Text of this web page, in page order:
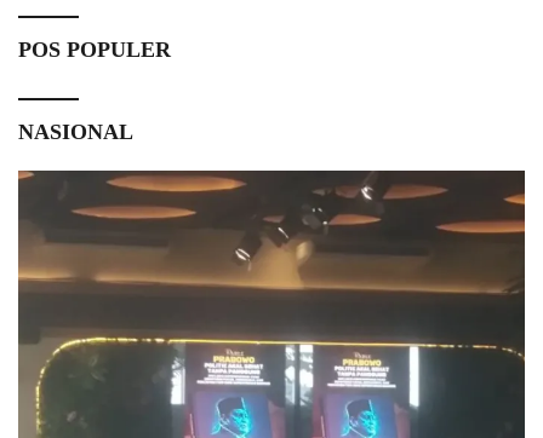
POS POPULER
NASIONAL